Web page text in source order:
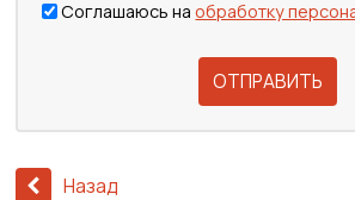
Соглашаюсь наобработку
ОТПРАВИТЬ
Назад